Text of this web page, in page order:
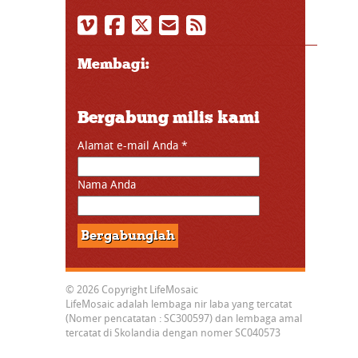
Membagi:
Bergabung milis kami
Alamat e-mail Anda *
Nama Anda
© 2026 Copyright LifeMosaic
LifeMosaic adalah lembaga nir laba yang tercatat
(Nomer pencatatan : SC300597) dan lembaga amal
tercatat di Skolandia dengan nomer SC040573